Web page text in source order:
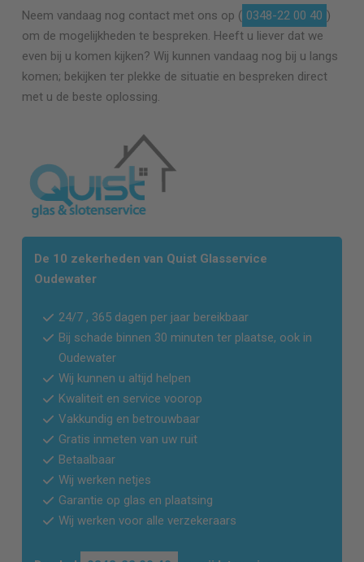
Neem vandaag nog contact met ons op ( 0348-22 00 40 )
om de mogelijkheden te bespreken. Heeft u liever dat we
even bij u komen kijken? Wij kunnen vandaag nog bij u langs
komen; bekijken ter plekke de situatie en bespreken direct
met u de beste oplossing.
De 10 zekerheden van Quist Glasservice
Oudewater
24/7 , 365 dagen per jaar bereikbaar
Bij schade binnen 30 minuten ter plaatse, ook in
Oudewater
Wij kunnen u altijd helpen
Kwaliteit en service voorop
Vakkundig en betrouwbaar
Gratis inmeten van uw ruit
Betaalbaar
Wij werken netjes
Garantie op glas en plaatsing
Wij werken voor alle verzekeraars